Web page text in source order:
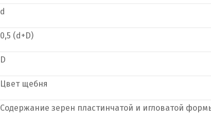
d
0,5 (d+D)
D
Цвет щебня
Содержание зерен пластинчатой и игловатой